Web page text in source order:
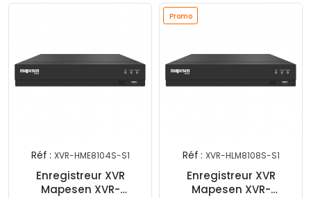
Réf : XVR-HME8104S-S1
Enregistreur XVR
Mapesen XVR-
Promo
Réf : XVR-HLM8108S-S1
Enregistreur XVR
Mapesen XVR-